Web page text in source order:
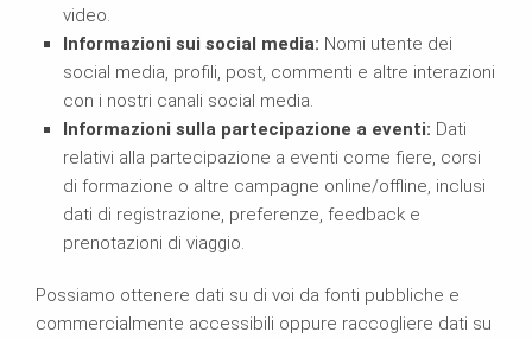
video.
Informazioni sui social media: Nomi utente dei
social media, profili, post, commenti e altre interazioni
con i nostri canali social media.
Informazioni sulla partecipazione a eventi: Dati
relativi alla partecipazione a eventi come fiere, corsi
di formazione o altre campagne online/offline, inclusi
dati di registrazione, preferenze, feedback e
prenotazioni di viaggio.
Possiamo ottenere dati su di voi da fonti pubbliche e
commercialmente accessibili oppure raccogliere dati su